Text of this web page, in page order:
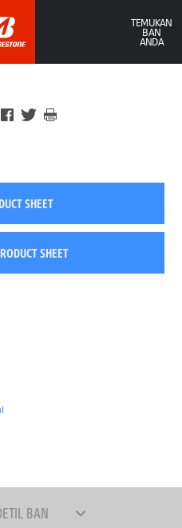
TEMUKAN
BAN
ANDA
SHEET
SHEET
BAN